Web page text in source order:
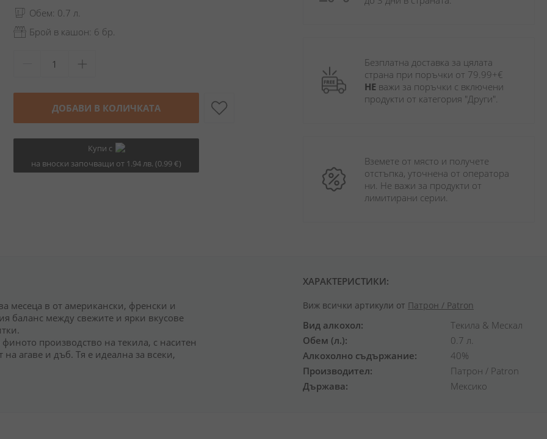
Обем: 0.7 л.
Брой в кашон: 6 бр.
ДОБАВИ В КОЛИЧКАТА
Купи с
на вноски започващи от 1.94 лв. (0.99 €)
Безплатна доставка за цялата
НЕ важи за поръчки с включени
продукти от категория "Други".
Вземете от място и получете
отстъпка, уточнена от оператора
ни. Не важи за продукти от
лимитирани серии.
ХАРАКТЕРИСТИКИ:
Виж всички артикули от Патрон / Patron
Вид алкохол
Текила & Мескал
Обем (л.)
0.7 л.
Алкохолно съдържание
40%
Производител
Патрон / Patron
Държава
Мексико
месеца в от американски, френски и
баланс между свежите и ярки вкусове
производство на текила, с наситен
агаве и дъб. Тя е идеална за всеки,